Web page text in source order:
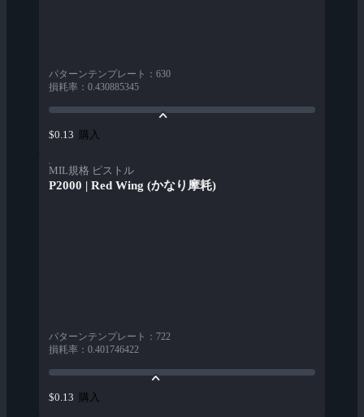
パターンテンプレート ： 630
損耗率 ： 0.430885345
$0.13 購入
MIL規格 ピストル
P2000 | Red Wing (かなり摩耗)
パターンテンプレート ： 722
損耗率 ： 0.401746422
$0.13 購入